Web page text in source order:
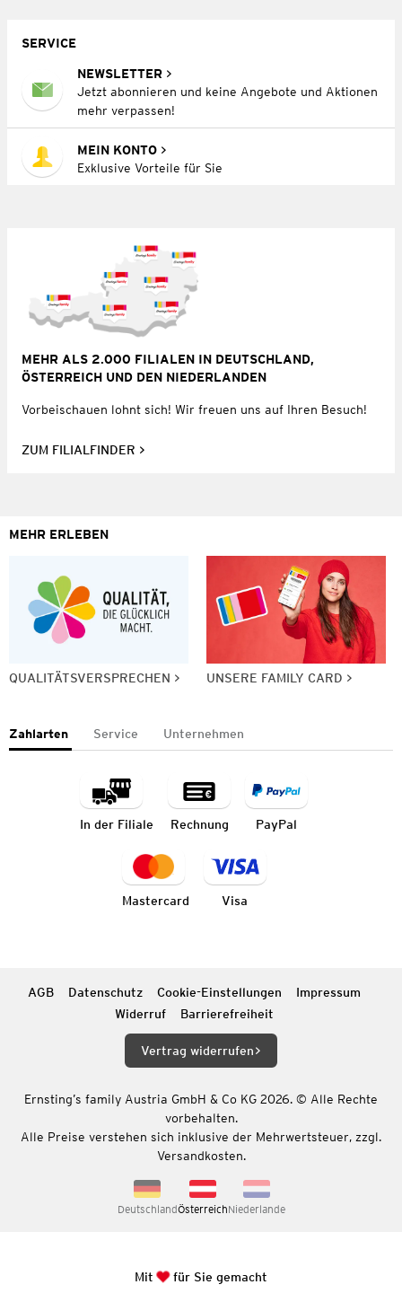
SERVICE
NEWSLETTER
Jetzt abonnieren und keine Angebote und Aktionen
mehr verpassen!
MEIN KONTO
Exklusive Vorteile für Sie
MEHR ALS 2.000 FILIALEN IN DEUTSCHLAND,
ÖSTERREICH UND DEN NIEDERLANDEN
Vorbeischauen lohnt sich! Wir freuen uns auf Ihren Besuch!
ZUM FILIALFINDER
MEHR ERLEBEN
QUALITÄTSVERSPRECHEN UNSERE FAMILY CARD
Zahlarten Service Unternehmen
In der Filiale Rechnung PayPal
Mastercard Visa
AGB Datenschutz Cookie-Einstellungen
Impressum
Widerruf
Barrierefreiheit
Vertrag widerrufen
Ernsting’s family Austria GmbH & Co KG 2026. © Alle Rechte
vorbehalten.
Alle Preise verstehen sich inklusive der Mehrwertsteuer, zzgl.
Versandkosten.
DeutschlandÖsterreichNiederlande
Mit für Sie gemacht